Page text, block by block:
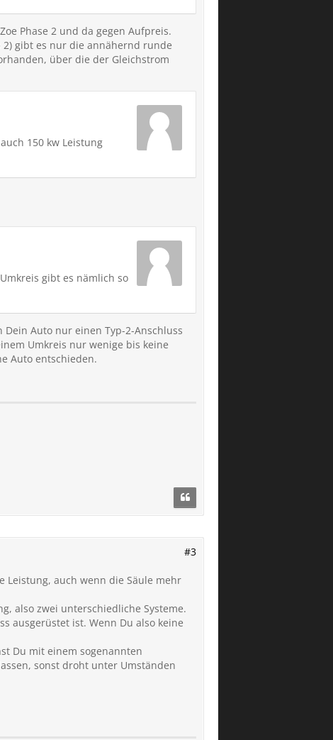
Phase 2 und da gegen Aufpreis.
2) gibt es nur die annähernd runde
über die der Gleichstrom
150 kw Leistung
gibt es nämlich so
Auto nur einen Typ-2-Anschluss
Umkreis nur wenige bis keine
Auto entschieden.
#3
Leistung, auch wenn die Säule mehr
also zwei unterschiedliche Systeme.
ausgerüstet ist. Wenn Du also keine
Du mit einem sogenannten
sonst droht unter Umständen